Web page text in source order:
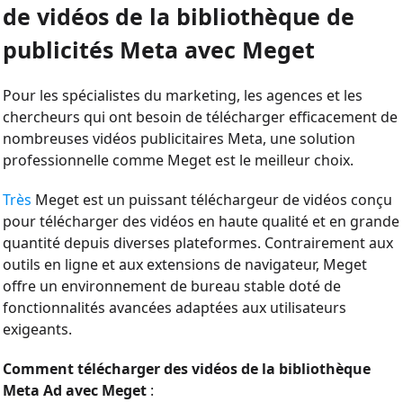
de vidéos de la bibliothèque de
publicités Meta avec Meget
Pour les spécialistes du marketing, les agences et les
chercheurs qui ont besoin de télécharger efficacement de
nombreuses vidéos publicitaires Meta, une solution
professionnelle comme Meget est le meilleur choix.
Très Meget est un puissant téléchargeur de vidéos conçu
pour télécharger des vidéos en haute qualité et en grande
quantité depuis diverses plateformes. Contrairement aux
outils en ligne et aux extensions de navigateur, Meget
offre un environnement de bureau stable doté de
fonctionnalités avancées adaptées aux utilisateurs
exigeants.
Comment télécharger des vidéos de la bibliothèque
Meta Ad avec Meget :